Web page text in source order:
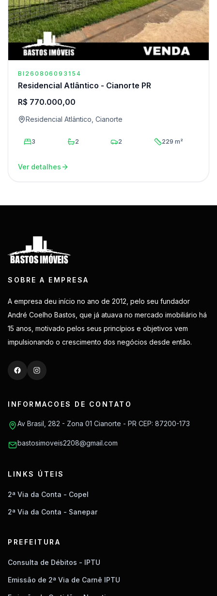
BI260806093154
Residencial Atlântico - Cianorte PR
R$ 770.000,00
Residencial Atlântico, Cianorte
3 2 2 229 m²
Ver detalhes
SOBRE A EMPRESA
A empresa deu início no ano de 2012, pelo seu fundador
André Coelho Bastos, que já atuava no mercado imobiliário há
15 anos, motivado pelos seus princípios e objetivos vem
impulsionando o crescimento dos negócios desde então.
INFORMACOES DE CONTATO
Av Brasil, 282 - Zona 01 Cianorte - PR CEP: 87200-173
bastosimoveis2208@gmail.com
LINKS ÚTEIS
2ª Via da Conta - Copel
2ª Via da Conta - Sanepar
PREFEITURA
Consulta de Débitos - IPTU
Emissão de 2ª Via de Carnê IPTU